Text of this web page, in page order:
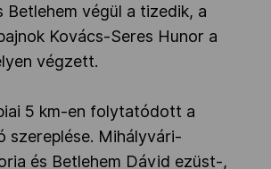
Betlehem végül a tizedik, a
Kovács-Seres Hunor a
végzett.
5 km-en folytatódott a
szereplése. Mihályvári-
és Betlehem Dávid ezüst-,